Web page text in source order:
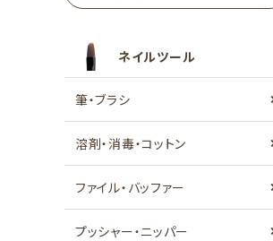
ネイルツール
筆・ブラシ
溶剤・消毒・コットン
ファイル・バッファー
プッシャー・ニッパー